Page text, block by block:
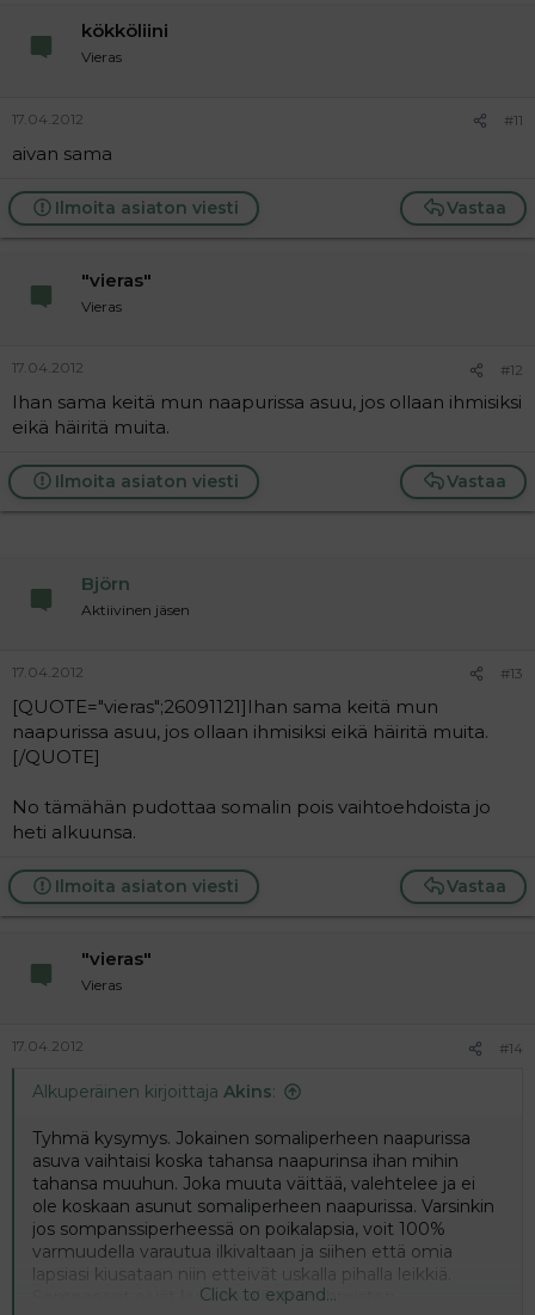
kökköliini
Vieras
17.04.2012 #11
aivan sama
Vastaa
Ilmoita asiaton viesti
"vieras"
Vieras
17.04.2012 #12
Ihan sama keitä mun naapurissa asuu, jos ollaan ihmisiksi
eikä häiritä muita.
Vastaa
Ilmoita asiaton viesti
Björn
Aktiivinen jäsen
17.04.2012 #13
[QUOTE="vieras";26091121]Ihan sama keitä mun
naapurissa asuu, jos ollaan ihmisiksi eikä häiritä muita.
[/QUOTE]
No tämähän pudottaa somalin pois vaihtoehdoista jo
heti alkuunsa.
Vastaa
Ilmoita asiaton viesti
"vieras"
Vieras
17.04.2012 #14
Alkuperäinen kirjoittaja Akins:
Tyhmä kysymys. Jokainen somaliperheen naapurissa
asuva vaihtaisi koska tahansa naapurinsa ihan mihin
tahansa muuhun. Joka muuta väittää, valehtelee ja ei
ole koskaan asunut somaliperheen naapurissa. Varsinkin
jos sompanssiperheessä on poikalapsia, voit 100%
varmuudella varautua ilkivaltaan ja siihen että omia
lapsiasi kiusataan niin etteivät uskalla pihalla leikkiä.
Sompanssit eivät kykene elämään ihmisten
Click to expand...